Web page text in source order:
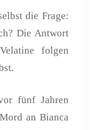
die Frage:
Die Antwort
folgen
fünf Jahren
an Bianca